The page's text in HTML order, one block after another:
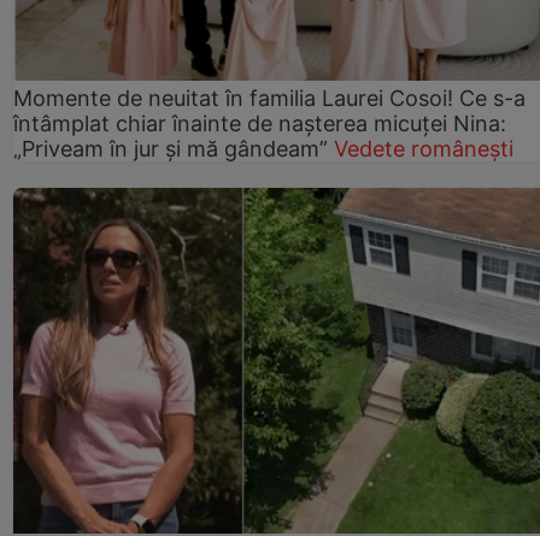
Momente de neuitat în familia Laurei Cosoi! Ce s-a
întâmplat chiar înainte de nașterea micuței Nina:
„Priveam în jur și mă gândeam” Vedete românești